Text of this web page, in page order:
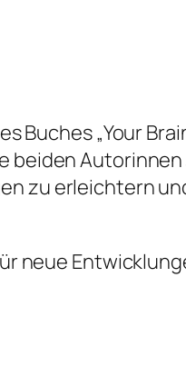
Buches „Your
beiden
zu erleichtern
neue